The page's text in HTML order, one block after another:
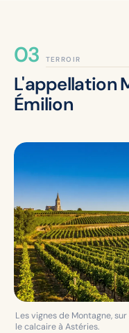
TERROIR
L'appellation
Émilion
Les vignes de Montagne,
le calcaire à Astéries.